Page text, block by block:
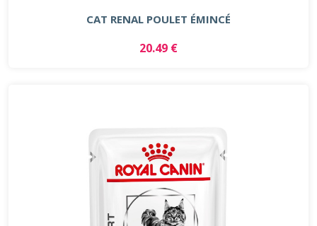
CAT RENAL POULET ÉMINCÉ
20.49 €